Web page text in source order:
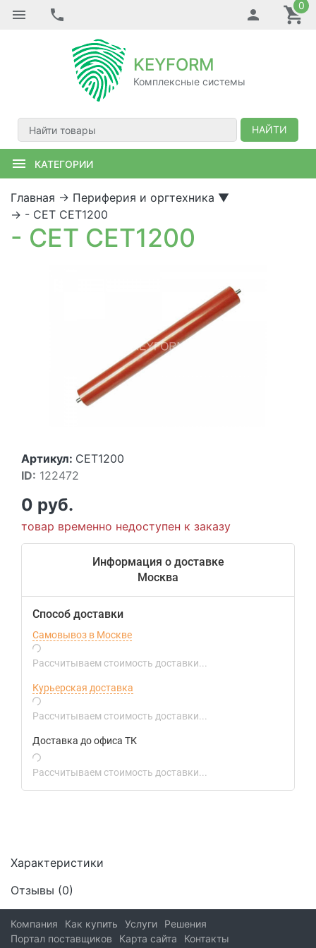
0
KEYFORM
Комплексные системы
НАЙТИ
КАТЕГОРИИ
Главная → Периферия и оргтехника ▼
→ - CET CET1200
- CET CET1200
Артикул: CET1200
ID: 122472
0 руб.
товар временно недоступен к заказу
Информация о доставке
Москва
Способ доставки
Самовывоз в Москве
Рассчитываем стоимость доставки...
Курьерская доставка
Рассчитываем стоимость доставки...
Доставка до офиса ТК
Рассчитываем стоимость доставки...
Характеристики
Отзывы (0)
Компания Как купить Услуги
Решения
Портал поставщиков
Карта сайта
Контакты